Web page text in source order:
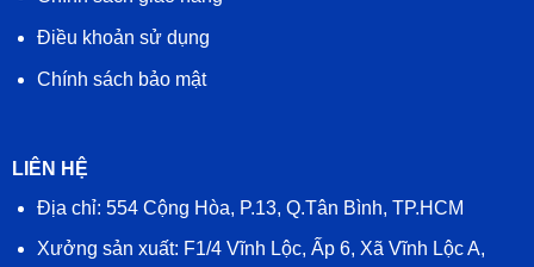
Điều khoản sử dụng
Chính sách bảo mật
LIÊN HỆ
Địa chỉ: 554 Cộng Hòa, P.13, Q.Tân Bình, TP.HCM
Xưởng sản xuất: F1/4 Vĩnh Lộc, Ấp 6, Xã Vĩnh Lộc A,